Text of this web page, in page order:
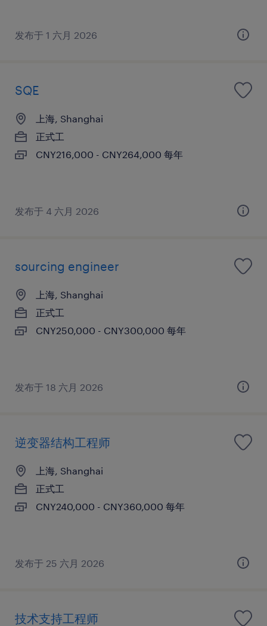
发布于 1 六月 2026
SQE
上海, Shanghai
正式工
CNY216,000 - CNY264,000 每年
发布于 4 六月 2026
sourcing engineer
上海, Shanghai
正式工
CNY250,000 - CNY300,000 每年
发布于 18 六月 2026
逆变器结构工程师
上海, Shanghai
正式工
CNY240,000 - CNY360,000 每年
发布于 25 六月 2026
技术支持工程师